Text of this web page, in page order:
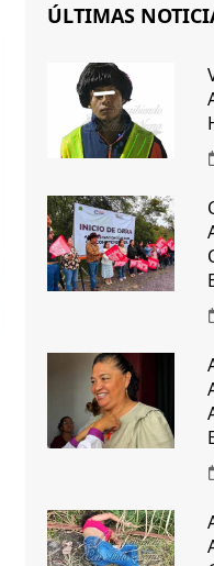
ÚLTIMAS